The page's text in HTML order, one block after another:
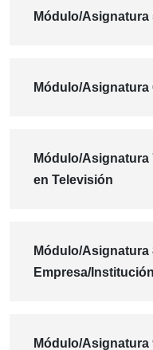
Módulo/Asignatura
Módulo/Asignatura
Módulo/
en Televisión
Módulo/Asignatura
Empresa/Institución
Módulo/Asignatura